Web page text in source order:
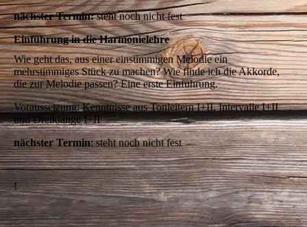
nächster Termin:steht noch nicht fest
Einführung in die Harmonielehre
Wie geht das, aus einer einstimmigen Melodie ein
mehrstimmiges Stück zu machen? Wie finde ich die Akkorde,
die zur Melodie passen? Eine erste Einführung.
Voraussetzung: Kenntnisse aus Tonleitern I+II, Intervalle I+II
und Dreiklänge I+II
nächster Termin: steht noch nicht fest
!